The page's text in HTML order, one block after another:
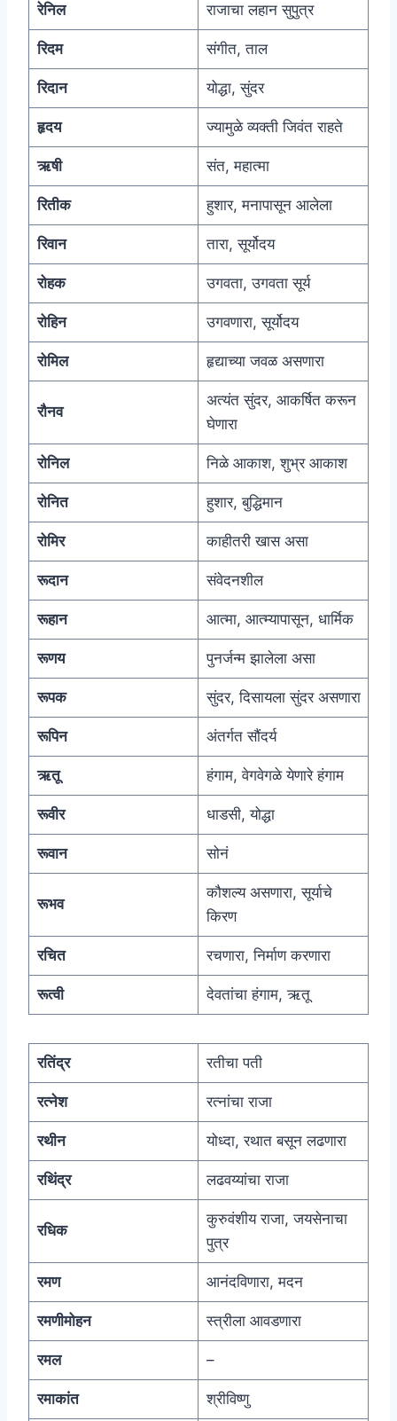
रेनिल राजाचा लहान सुपुत्र
रिदम संगीत, ताल
रिदान योद्धा, सुंदर
हृदय ज्यामुळे व्यक्ती जिवंत राहते
ऋषी संत, महात्मा
रितीक हुशार, मनापासून आलेला
रिवान तारा, सूर्योदय
रोहक उगवता, उगवता सूर्य
रोहिन उगवणारा, सूर्योदय
रोमिल हृद्याच्या जवळ असणारा
रौनव
अत्यंत सुंदर, आकर्षित करून
घेणारा
रोनिल निळे आकाश, शुभ्र आकाश
रोनित हुशार, बुद्धिमान
रोमिर काहीतरी खास असा
रूदान संवेदनशील
रूहान आत्मा, आत्म्यापासून, धार्मिक
रूणय पुनर्जन्म झालेला असा
रूपक सुंदर, दिसायला सुंदर असणारा
रूपिन अंतर्गत सौंदर्य
ऋतू हंगाम, वेगवेगळे येणारे हंगाम
रूवीर धाडसी, योद्धा
रूवान सोनं
रूभव
कौशल्य असणारा, सूर्याचे
किरण
रचित रचणारा, निर्माण करणारा
रूत्वी देवतांचा हंगाम, ऋतू
रतिंद्र रतीचा पती
रत्नेश रत्नांचा राजा
रथीन योध्दा, रथात बसून लढणारा
रथिंद्र लढवय्यांचा राजा
रधिक
कुरुवंशीय राजा, जयसेनाचा
पुत्र
रमण आनंदविणारा, मदन
रमणीमोहन स्त्रीला आवडणारा
रमल –
रमाकांत श्रीविष्णु